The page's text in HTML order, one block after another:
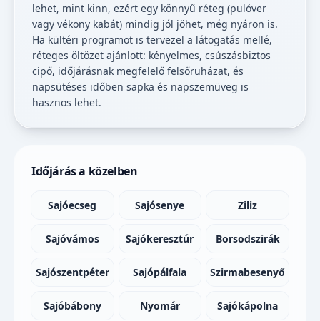
lehet, mint kinn, ezért egy könnyű réteg (pulóver
vagy vékony kabát) mindig jól jöhet, még nyáron is.
Ha kültéri programot is tervezel a látogatás mellé,
réteges öltözet ajánlott: kényelmes, csúszásbiztos
cipő, időjárásnak megfelelő felsőruházat, és
napsütéses időben sapka és napszemüveg is
hasznos lehet.
Időjárás a közelben
Sajóecseg Sajósenye Ziliz
Sajóvámos Sajókeresztúr Borsodszirák
Sajószentpéter Sajópálfala Szirmabesenyő
Sajóbábony Nyomár Sajókápolna